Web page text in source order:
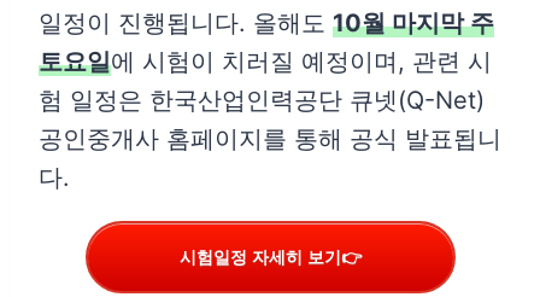
일정이 진행됩니다. 올해도 10월 마지막 주
토요일에 시험이 치러질 예정이며, 관련 시
험 일정은 한국산업인력공단 큐넷(Q-Net)
공인중개사 홈페이지를 통해 공식 발표됩니
다.
시험일정 자세히 보기👉